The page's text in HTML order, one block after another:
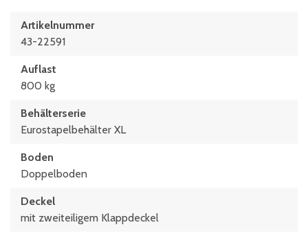
Artikelnummer
43-22591
Auflast
800 kg
Behälterserie
Eurostapelbehälter XL
Boden
Doppelboden
Deckel
mit zweiteiligem Klappdeckel